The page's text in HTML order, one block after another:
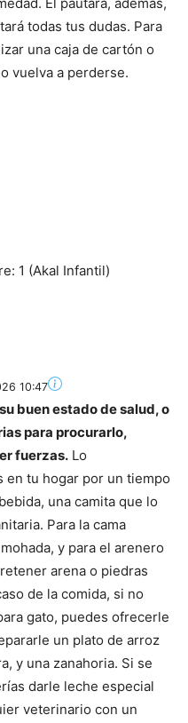
todas tus dudas. Para
una caja de cartón o
vuelva a perderse.
1 (Akal Infantil)
10:47
buen estado de salud, o
para procurarlo,
fuerzas. Lo
en tu hogar por un tiempo
una camita que lo
Para la cama
y para el arenero
arena o piedras
de la comida, si no
gato, puedes ofrecerle
un plato de arroz
y una zanahoria. Si se
darle leche especial
veterinario con un